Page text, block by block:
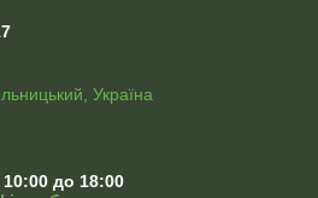
Україна
до 18:00